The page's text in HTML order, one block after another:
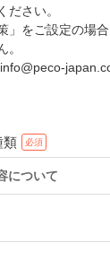
ださい。
」をご設定の場
。
類
について